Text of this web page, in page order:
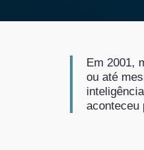
Em 2001,
ou até
aconteceu